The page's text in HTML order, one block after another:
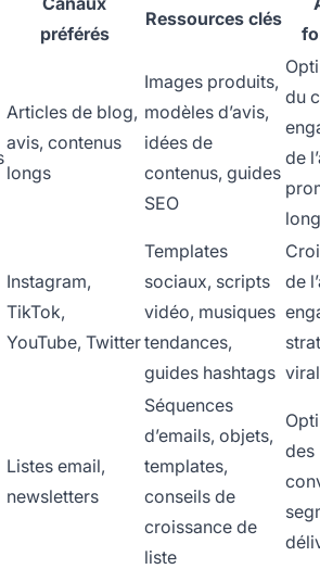
préférés
Ressources clés
Articles de blog,
avis, contenus
longs
Images produits,
modèles d’avis,
idées de
contenus, guides
SEO
du
de
Instagram,
TikTok,
YouTube, Twitter
Templates
sociaux, scripts
vidéo, musiques
tendances,
guides hashtags
de
Listes email,
newsletters
Séquences
d’emails, objets,
templates,
conseils de
croissance de
liste
des